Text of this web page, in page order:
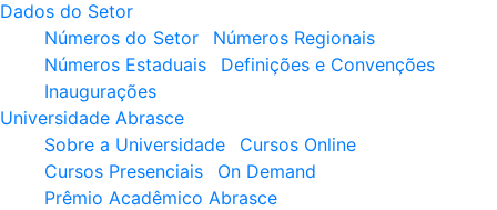
Dados do Setor
Números do Setor
Números Regionais
Números Estaduais
Definições e Convenções
Inaugurações
Universidade Abrasce
Sobre a Universidade
Cursos Online
Cursos Presenciais
On Demand
Prêmio Acadêmico Abrasce